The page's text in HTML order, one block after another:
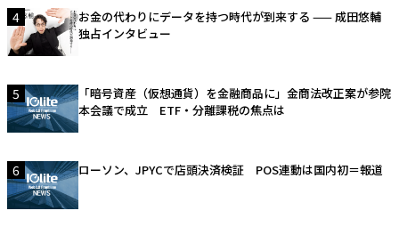
4
お金の代わりにデータを持つ時代が到来する —— 成田悠輔
独占インタビュー
5
「暗号資産（仮想通貨）を金融商品に」金商法改正案が参院
本会議で成立 ETF・分離課税の焦点は
6 ローソン、JPYCで店頭決済検証 POS連動は国内初＝報道